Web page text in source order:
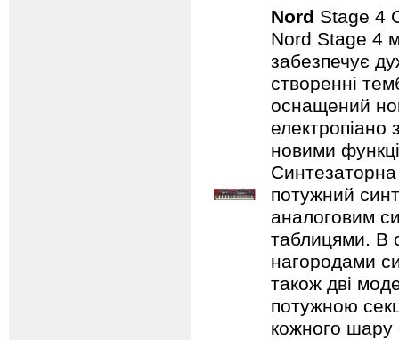
Nord Stage 4
Nord Stage 4
забезпечує
створенні
оснащений
електропіано
новими
потужний
аналоговим
таблицями. В
нагородами
також дві
потужною
кожного